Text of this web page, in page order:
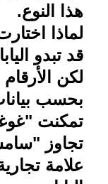
هذا النوع.
لماذا
قد تبدو
لكن
بحسب
تجاوز
علامة